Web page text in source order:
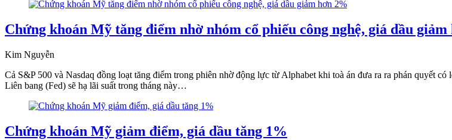
Chứng khoán Mỹ tăng điểm nhờ nhóm cổ phiếu công nghệ, giá dầu giảm
Kim Nguyễn
Cả S&P 500 và Nasdaq đồng loạt tăng điểm trong phiên nhờ động lực từ Alphabet khi toà án đưa ra ra phán quyết
Liên bang (Fed) sẽ hạ lãi suất trong tháng này…
Chứng khoán Mỹ giảm điểm, giá dầu tăng 1%